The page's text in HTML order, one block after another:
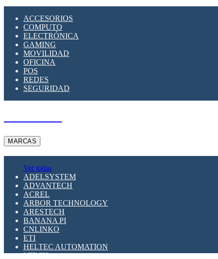
ACCESORIOS
COMPUTO
ELECTRÓNICA
GAMING
MOVILIDAD
OFICINA
POS
REDES
SEGURIDAD
MARCAS
Ver todas
ADELSYSTEM
ADVANTECH
ACREL
ARBOR TECHNOLOGY
ARESTECH
BANANA PI
CNLINKO
ETI
HELTEC AUTOMATION
LTECH